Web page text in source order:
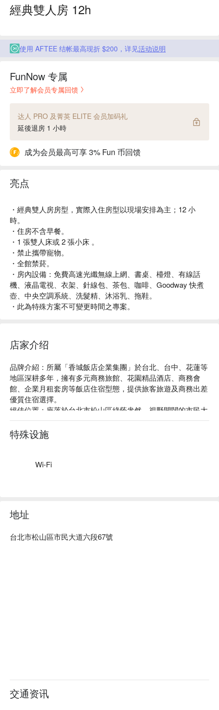
經典雙人房 12h
使用 AFTEE 结帐最高现折 $200，详见活动说明
FunNow 专属
立即了解会员专属回馈
达人 PRO 及菁英 ELITE 会员加码礼
延後退房 1 小時
成为会员最高可享 3% Fun 币回馈
亮点
・經典雙人房房型，實際入住房型以現場安排為主；12 小
時。
・住房不含早餐。
・1 張雙人床或 2 張小床 。
・禁止攜帶寵物。
・全館禁菸。
・房內設備：免費高速光纖無線上網、書桌、檯燈、有線話
機、液晶電視、衣架、針線包、茶包、咖啡、Goodway 快煮
壺、中央空調系統、洗髮精、沐浴乳、拖鞋。
・此為特殊方案不可變更時間之專案。
店家介绍
品牌介紹：所屬「香城飯店企業集團」於台北、台中、花蓮等
地區深耕多年，擁有多元商務旅館、花園精品酒店、商務會
館、企業月租套房等飯店住宿型態，提供旅客旅遊及商務出差
優質住宿選擇。
絕佳位置：座落於台北市松山區綠蔭盎然、視野開闊的市民大
道六段，鄰近知名五分埔商圈、饒河街觀光夜市與松山車站，
搭乘捷運、高鐵、火車皆便利。
貼心服務：提供免費 Wi-Fi、24 小時接待櫃台、商務中心、停
特殊设施
Wi-Fi
地址
台北市松山區市民大道六段67號
交通资讯